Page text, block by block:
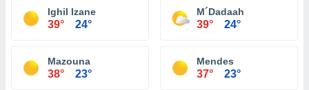
Ighil Izane
39° 24°
M´Dadaah
39° 24°
Mazouna
38° 23°
Mendes
37° 23°